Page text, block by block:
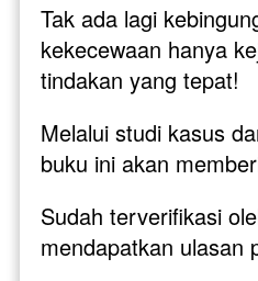
Tak ada lagi
kekecewaan hanya
tindakan yang tepat!
Melalui studi kasus
Sudah terverifikasi
mendapatkan ulasan